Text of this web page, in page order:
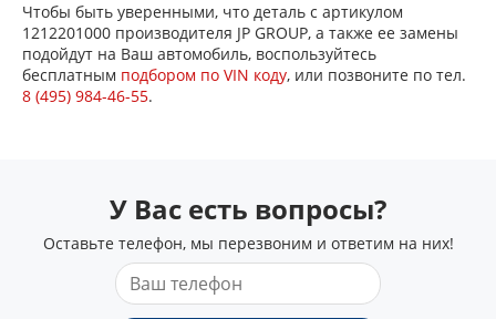
Чтобы быть уверенными, что деталь с артикулом
1212201000 производителя JP GROUP, а также ее замены
подойдут на Ваш автомобиль, воспользуйтесь
бесплатным подбором по VIN коду, или позвоните по тел.
8 (495) 984-46-55.
У Вас есть вопросы?
Оставьте телефон, мы перезвоним и ответим на них!